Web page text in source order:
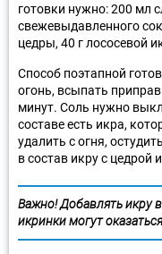
готовки нужно: 200 мл
свежевыдавленного
цедры, 40 г лососевой
Способ поэтапной
огонь, всыпать
минут. Соль нужно
составе есть икра,
удалить с огня,
в состав икру с цедрой
Важно! Добавлять икру в
икринки могут